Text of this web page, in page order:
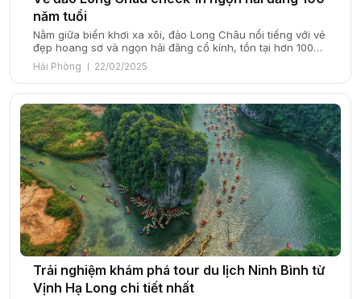
năm tuổi
Nằm giữa biển khơi xa xôi, đảo Long Châu nổi tiếng với vẻ
đẹp hoang sơ và ngọn hải đăng cổ kính, tồn tại hơn 100
năm tuổi. Đây là một điểm đến lý tưởng cho những tâm
hồn đam mê khám phá, muốn tìm về thiên nhiên nguyên
sơ và tận hưởng những khoảnh […]
Hải Phòng 22/02/2025
Trải nghiệm khám phá tour du lịch Ninh Bình từ
Vịnh Hạ Long chi tiết nhất